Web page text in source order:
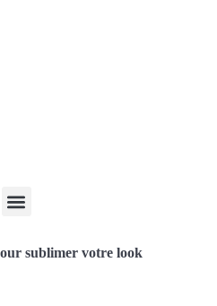
sublimer votre look